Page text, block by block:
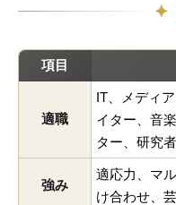
✦
項目
適職
IT、メディ
イター、音
ター、研究者
強み
適応力、マ
け合わせ、